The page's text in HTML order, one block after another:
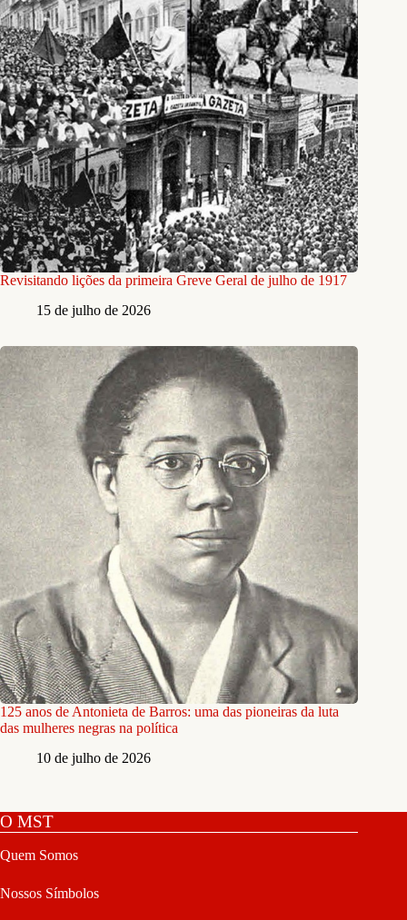
Revisitando lições da primeira Greve Geral de julho de 1917
15 de julho de 2026
125 anos de Antonieta de Barros: uma das pioneiras da luta
das mulheres negras na política
10 de julho de 2026
O MST
Quem Somos
Nossos Símbolos